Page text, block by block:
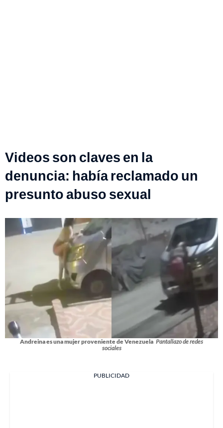
Videos son claves en la
denuncia: había reclamado un
presunto abuso sexual
Andreina es una mujer proveniente de Venezuela Pantallazo de redes
sociales
PUBLICIDAD